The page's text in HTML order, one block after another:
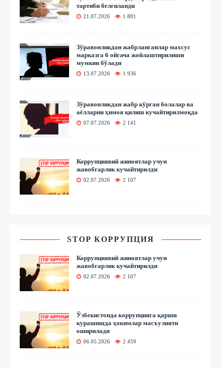
тартиби белгиланди
21.07.2026 1 881
Зўравонликдан жабрланганлар махсус
марказга 6 ойгача жойлаштирилиши
мумкин бўлади
13.07.2026 1 936
Зўравонликдан жабр кўрган болалар ва
аёлларни ҳимоя қилиш кучайтирилмоқда
07.07.2026 2 141
Коррупциявий жиноятлар учун
жавобгарлик кучайтирилди
02.07.2026 2 107
STOP КОРРУПЦИЯ
Коррупциявий жиноятлар учун
жавобгарлик кучайтирилди
02.07.2026 2 107
Ўзбекистонда коррупцияга қарши
курашишда ҳокимлар масъулияти
оширилади
06.05.2026 2 459